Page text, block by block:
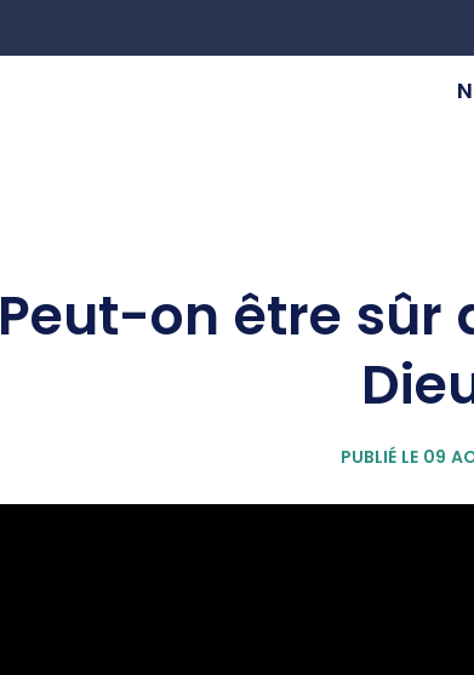
Peut-on être sûr
PUBLIÉ LE 09